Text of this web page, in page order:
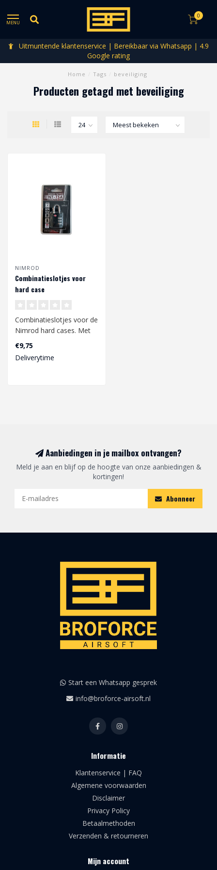
MENU
0
Uitmuntende klantenservice | Bereikbaar via Whatsapp | 4.9
Google rating
Home Tags beveiliging
Producten getagd met beveiliging
NIMROD
Combinatieslotjes voor
hard case
Combinatieslotjes voor de
Nimrod hard cases. Met
de handige hangslotjes
kan je j..
€9,75
Deliverytime
Aanbiedingen in je mailbox ontvangen?
Meld je aan en blijf op de hoogte van onze aanbiedingen &
kortingen!
Abonneer
Start een Whatsapp gesprek
info@broforce-airsoft.nl
Informatie
Klantenservice | FAQ
Algemene voorwaarden
Disclaimer
Privacy Policy
Betaalmethoden
Verzenden & retourneren
Mijn account